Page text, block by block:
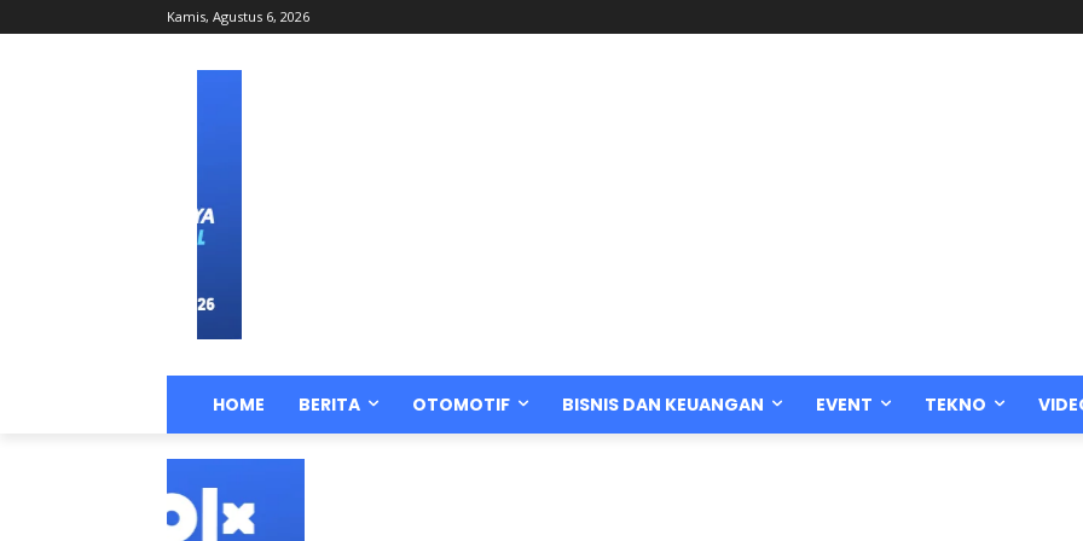
Kamis, Agustus 6, 2026
HOME BERITA OTOMOTIF BISNIS DAN KEUANGAN EVENT TEKNO